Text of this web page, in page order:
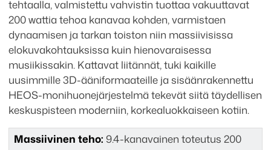
tehtaalla, valmistettu vahvistin tuottaa vakuuttavat
200 wattia tehoa kanavaa kohden, varmistaen
dynaamisen ja tarkan toiston niin massiivisissa
elokuvakohtauksissa kuin hienovaraisessa
musiikissakin. Kattavat liitännät, tuki kaikille
uusimmille 3D-ääniformaateille ja sisäänrakennettu
HEOS-monihuonejärjestelmä tekevät siitä täydellisen
keskuspisteen moderniin, korkealuokkaiseen kotiin.
Massiivinen teho: 9.4-kanavainen toteutus 200